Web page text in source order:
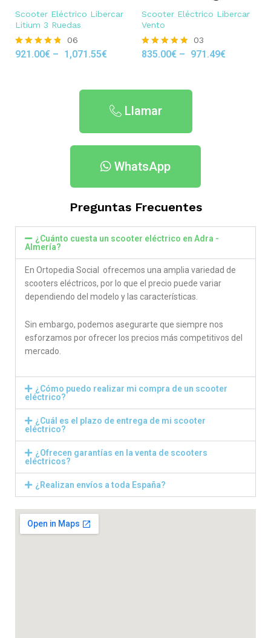
Scooter Eléctrico Libercar
Litium 3 Ruedas
Rated
06
921.00€ – 1,071.55€
Scooter Eléctrico Libercar
Vento
Rated
03
835.00€ – 971.49€
Llamar
WhatsApp
Preguntas Frecuentes
¿Cuánto cuesta un scooter eléctrico en Adra -
Almería?
En Ortopedia Social ofrecemos una amplia variedad de
scooters eléctricos, por lo que el precio puede variar
dependiendo del modelo y las características.
Sin embargo, podemos asegurarte que siempre nos
esforzamos por ofrecer los precios más competitivos del
mercado.
¿Cómo puedo realizar mi compra de un scooter
eléctrico?
¿Cuál es el plazo de entrega de mi scooter
eléctrico?
¿Ofrecen garantías en la venta de scooters
eléctricos?
¿Realizan envíos a toda España?